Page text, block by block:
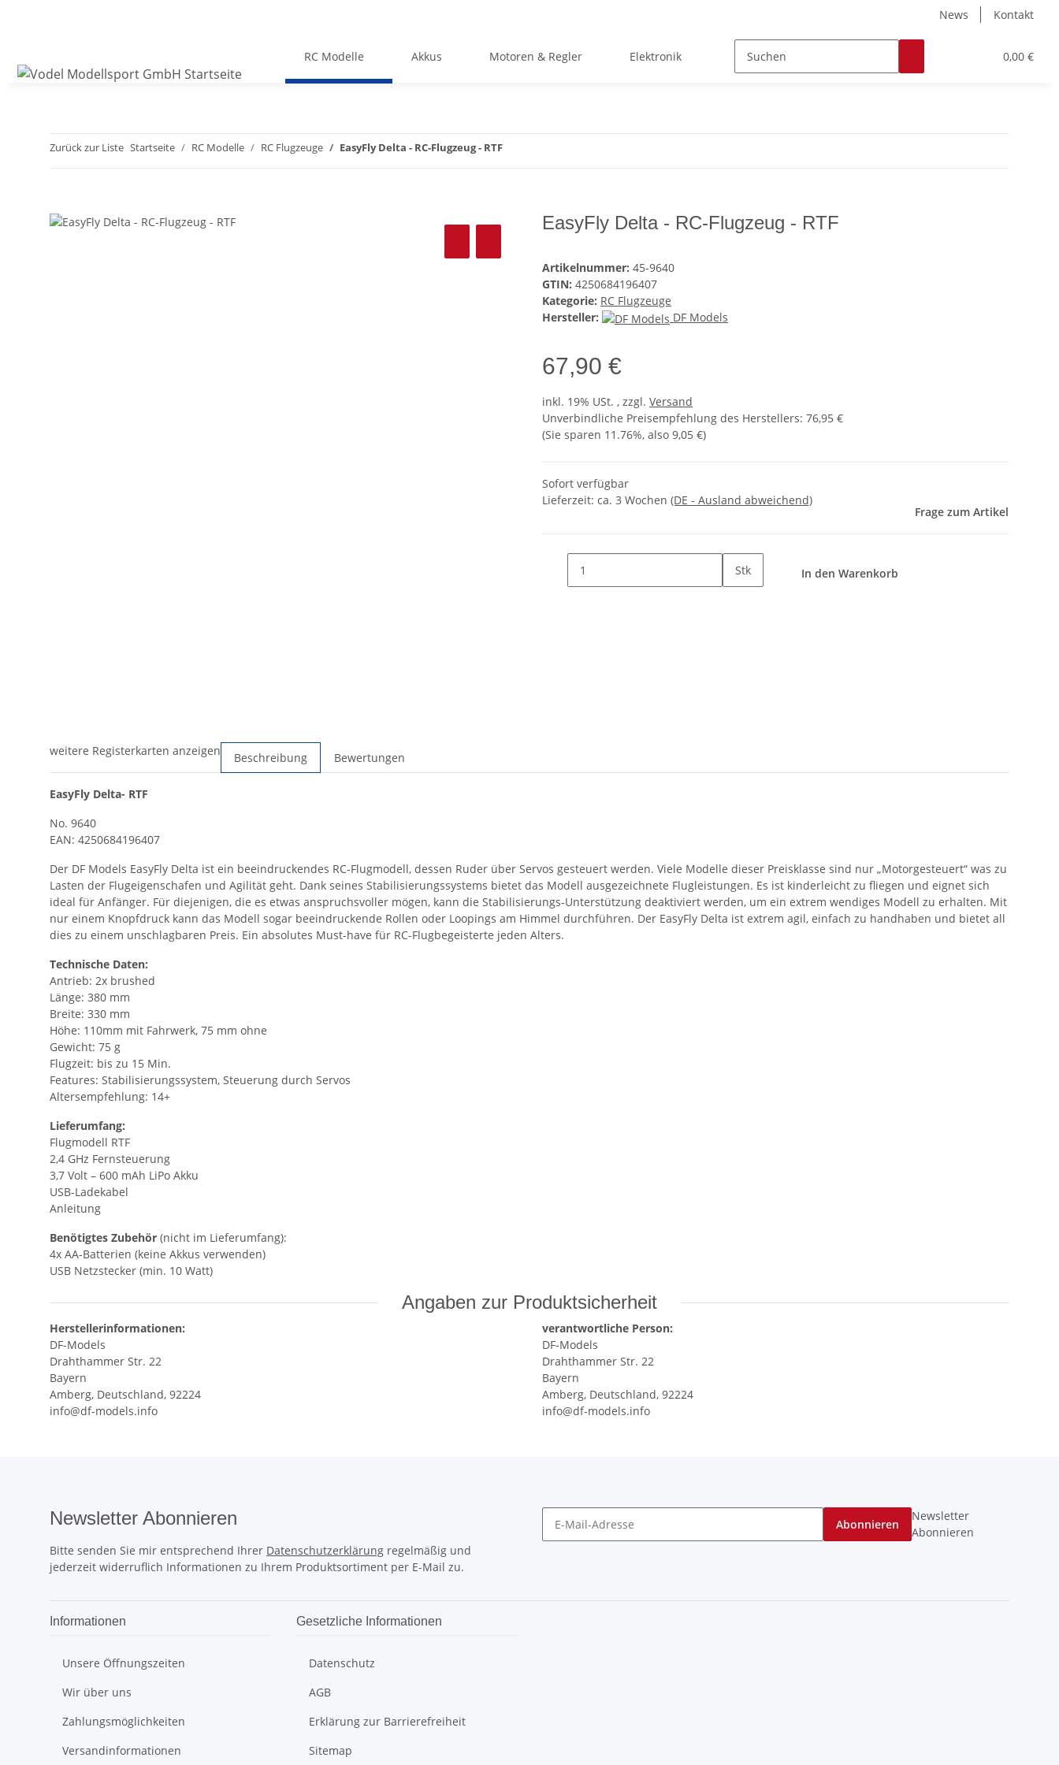
News Kontakt
0,00 €
RC Modelle Akkus Motoren & Regler Elektronik Zubehör Werkstoffe
Zurück zur Liste Startseite RC Modelle RC Flugzeuge EasyFly Delta - RC-Flugzeug - RTF
EasyFly Delta - RC-Flugzeug - RTF
Artikelnummer: 45-9640
GTIN: 4250684196407
Kategorie: RC Flugzeuge
Hersteller:
DF Models
67,90 €
inkl. 19% USt. , zzgl. Versand
Unverbindliche Preisempfehlung des Herstellers: 76,95 €
(Sie sparen 11.76%, also 9,05 €)
Sofort verfügbar
Lieferzeit: ca. 3 Wochen (DE - Ausland abweichend)
Frage zum Artikel
Stk In den Warenkorb
weitere Registerkarten anzeigen Beschreibung Bewertungen
EasyFly Delta- RTF
No. 9640
EAN: 4250684196407
Der DF Models EasyFly Delta ist ein beeindruckendes RC-Flugmodell, dessen Ruder über Servos gesteuert werden. Viele Modelle dieser Preisklasse sind nur „Motorgesteuert“ was zu
Lasten der Flugeigenschafen und Agilität geht. Dank seines Stabilisierungssystems bietet das Modell ausgezeichnete Flugleistungen. Es ist kinderleicht zu fliegen und eignet sich
ideal für Anfänger. Für diejenigen, die es etwas anspruchsvoller mögen, kann die Stabilisierungs-Unterstützung deaktiviert werden, um ein extrem wendiges Modell zu erhalten. Mit
nur einem Knopfdruck kann das Modell sogar beeindruckende Rollen oder Loopings am Himmel durchführen. Der EasyFly Delta ist extrem agil, einfach zu handhaben und bietet all
dies zu einem unschlagbaren Preis. Ein absolutes Must-have für RC-Flugbegeisterte jeden Alters.
Technische Daten:
Antrieb: 2x brushed
Länge: 380 mm
Breite: 330 mm
Höhe: 110mm mit Fahrwerk, 75 mm ohne
Gewicht: 75 g
Flugzeit: bis zu 15 Min.
Features: Stabilisierungssystem, Steuerung durch Servos
Altersempfehlung: 14+
Lieferumfang:
Flugmodell RTF
2,4 GHz Fernsteuerung
3,7 Volt – 600 mAh LiPo Akku
USB-Ladekabel
Anleitung
Benötigtes Zubehör (nicht im Lieferumfang):
4x AA-Batterien (keine Akkus verwenden)
USB Netzstecker (min. 10 Watt)
Angaben zur Produktsicherheit
Herstellerinformationen:
DF-Models
Drahthammer Str. 22
Bayern
Amberg, Deutschland, 92224
info@df-models.info
verantwortliche Person:
DF-Models
Drahthammer Str. 22
Bayern
Amberg, Deutschland, 92224
info@df-models.info
Newsletter Abonnieren
Bitte senden Sie mir entsprechend Ihrer Datenschutzerklärung regelmäßig und
jederzeit widerruflich Informationen zu Ihrem Produktsortiment per E-Mail zu.
Abonnieren
Newsletter
Abonnieren
Informationen
Unsere Öffnungszeiten
Wir über uns
Zahlungsmöglichkeiten
Versandinformationen
Gesetzliche Informationen
Datenschutz
AGB
Erklärung zur Barrierefreiheit
Sitemap